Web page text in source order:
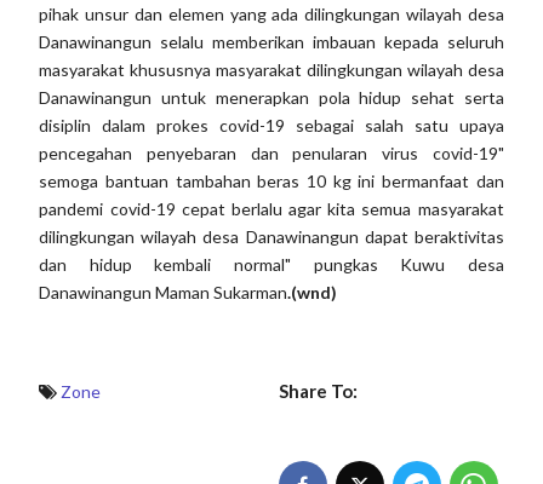
pihak unsur dan elemen yang ada dilingkungan wilayah desa
Danawinangun selalu memberikan imbauan kepada seluruh
masyarakat khususnya masyarakat dilingkungan wilayah desa
Danawinangun untuk menerapkan pola hidup sehat serta
disiplin dalam prokes covid-19 sebagai salah satu upaya
pencegahan penyebaran dan penularan virus covid-19"
semoga bantuan tambahan beras 10 kg ini bermanfaat dan
pandemi covid-19 cepat berlalu agar kita semua masyarakat
dilingkungan wilayah desa Danawinangun dapat beraktivitas
dan hidup kembali normal" pungkas Kuwu desa
Danawinangun Maman Sukarman.(wnd)
Zone Share To: